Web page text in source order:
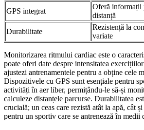
GPS integrat
Oferă informații
distanță
Durabilitate
Rezistență la
variate
Monitorizarea ritmului cardiac este o
poate oferi date despre intensitatea
ajustezi antrenamentele pentru a obține cele
Dispozitivele cu GPS sunt esențiale pentru
activități în aer liber, permițându-le să-și
calculeze distanțele parcurse. Durabilitatea
crucială; un ceas care rezistă atât la apă, cât
pentru un sportiv care se antrenează în medii